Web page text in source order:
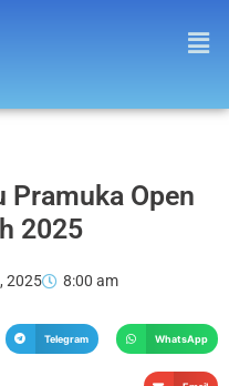
Pramuka Open
2025
2025 8:00 am
Telegram WhatsApp